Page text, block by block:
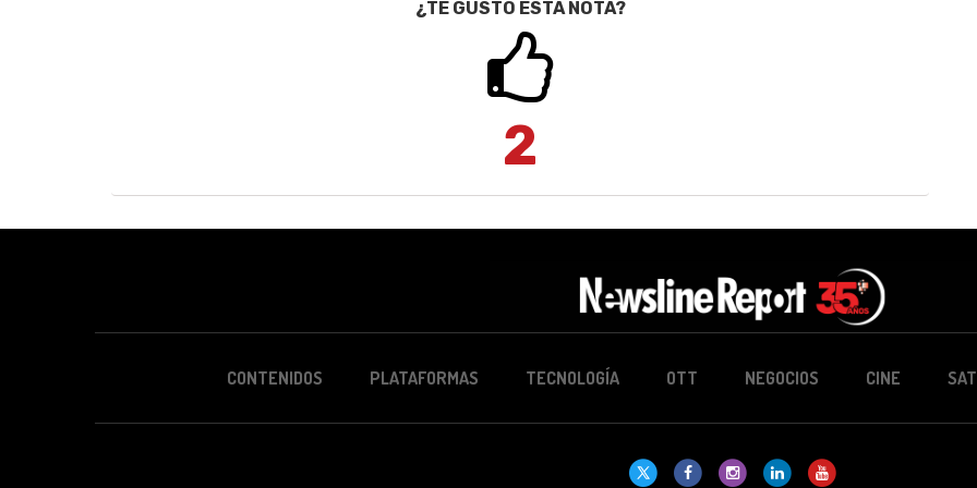
¿TE GUSTÓ ESTA NOTA?
2
CONTENIDOS PLATAFORMAS TECNOLOGÍA OTT NEGOCIOS CINE